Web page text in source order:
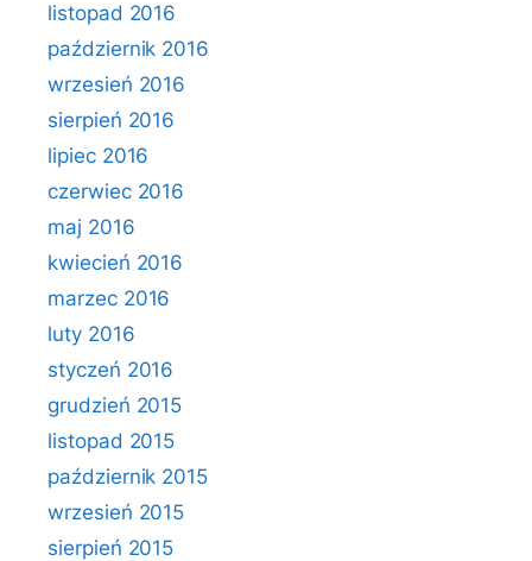
listopad 2016
październik 2016
wrzesień 2016
sierpień 2016
lipiec 2016
czerwiec 2016
maj 2016
kwiecień 2016
marzec 2016
luty 2016
styczeń 2016
grudzień 2015
listopad 2015
październik 2015
wrzesień 2015
sierpień 2015